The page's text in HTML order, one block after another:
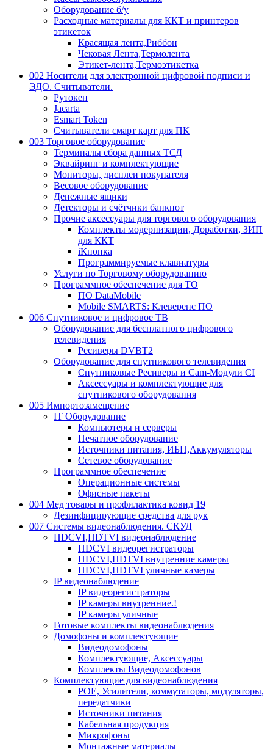
Оборудование б/у
Расходные материалы для ККТ и принтеров
этикеток
Красящая лента,Риббон
Чековая Лента,Термолента
Этикет-лента,Термоэтикетка
002 Носители для электронной цифровой подписи и
ЭДО. Считыватели.
Рутокен
Jacarta
Esmart Token
Считыватели смарт карт для ПК
003 Торговое оборудование
Терминалы сбора данных ТСД
Эквайринг и комплектующие
Мониторы, дисплеи покупателя
Весовое оборудование
Денежные ящики
Детекторы и счётчики банкнот
Прочие аксессуары для торгового оборудования
Комплекты модернизации, Доработки, ЗИП
для ККТ
iКнопка
Программируемые клавиатуры
Услуги по Торговому оборудованию
Программное обеспечение для ТО
ПО DataMobile
Mobile SMARTS: Клеверенс ПО
006 Спутниковое и цифровое ТВ
Оборудование для бесплатного цифрового
телевидения
Ресиверы DVBT2
Оборудование для спутникового телевидения
Спутниковые Ресиверы и Cam-Модули CI
Аксессуары и комплектующие для
спутникового оборудования
005 Импортозамещение
IT Оборудование
Компьютеры и серверы
Печатное оборудование
Источники питания, ИБП,Аккумуляторы
Сетевое оборудование
Программное обеспечение
Операционные системы
Офисные пакеты
004 Мед товары и профилактика ковид 19
Дезинфицирующие средства для рук
007 Системы видеонаблюдения. СКУД
HDCVI,HDTVI видеонаблюдение
HDCVI видеорегистраторы
HDCVI,HDTVI внутренние камеры
HDCVI,HDTVI уличные камеры
IP видеонаблюдение
IP видеорегистраторы
IP камеры внутренние.!
IP камеры уличные
Готовые комплекты видеонаблюдения
Домофоны и комплектующие
Видеодомофоны
Комплектующие, Аксессуары
Комплекты Видеодомофонов
Комплектующие для видеонаблюдения
POE, Усилители, коммутаторы, модуляторы,
передатчики
Источники питания
Кабельная продукция
Микрофоны
Монтажные материалы